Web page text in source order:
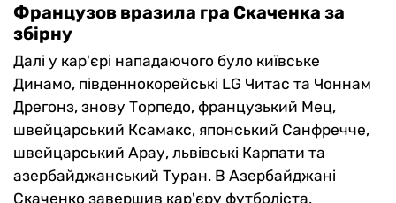
Французов вразила гра Скаченка за
збірну
Далі у кар'єрі нападаючого було київське
Динамо, південнокорейські LG Читас та Чоннам
Дрегонз, знову Торпедо, французький Мец,
швейцарський Ксамакс, японський Санфречче,
швейцарський Арау, львівські Карпати та
азербайджанський Туран. В Азербайджані
Скаченко завершив кар'єру футболіста.